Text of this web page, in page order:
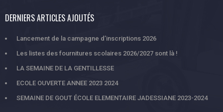
DERNIERS ARTICLES AJOUTÉS
Lancement de la campagne d’inscriptions 2026
Les listes des fournitures scolaires 2026/2027 sont là !
LA SEMAINE DE LA GENTILLESSE
ECOLE OUVERTE ANNEE 2023 2024
SEMAINE DE GOUT ÉCOLE ELEMENTAIRE JADESSIANE 2023-2024